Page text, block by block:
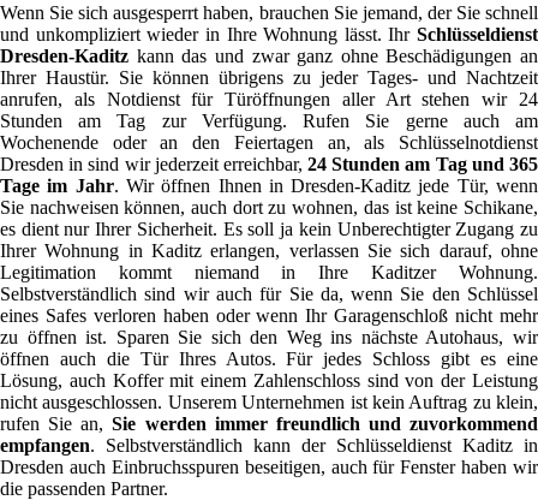
Wenn Sie sich ausgesperrt haben, brauchen Sie jemand, der Sie schnell
und unkompliziert wieder in Ihre Wohnung lässt. Ihr Schlüsseldienst
Dresden-Kaditz kann das und zwar ganz ohne Beschädigungen an
Ihrer Haustür. Sie können übrigens zu jeder Tages- und Nachtzeit
anrufen, als Notdienst für Türöffnungen aller Art stehen wir 24
Stunden am Tag zur Verfügung. Rufen Sie gerne auch am
Wochenende oder an den Feiertagen an, als Schlüsselnotdienst
Dresden in sind wir jederzeit erreichbar,24 Stunden am Tag und 365
Tage im Jahr. Wir öffnen Ihnen in Dresden-Kaditz jede Tür, wenn
Sie nachweisen können, auch dort zu wohnen, das ist keine Schikane,
es dient nur Ihrer Sicherheit. Es soll ja kein Unberechtigter Zugang zu
Ihrer Wohnung in Kaditz erlangen, verlassen Sie sich darauf, ohne
Legitimation kommt niemand in Ihre Kaditzer Wohnung.
Selbstverständlich sind wir auch für Sie da, wenn Sie den Schlüssel
eines Safes verloren haben oder wenn Ihr Garagenschloß nicht mehr
zu öffnen ist. Sparen Sie sich den Weg ins nächste Autohaus, wir
öffnen auch die Tür Ihres Autos. Für jedes Schloss gibt es eine
Lösung, auch Koffer mit einem Zahlenschloss sind von der Leistung
nicht ausgeschlossen. Unserem Unternehmen ist kein Auftrag zu klein,
rufen Sie an,Sie werden immer freundlich und zuvorkommend
empfangen. Selbstverständlich kann der Schlüsseldienst Kaditz in
Dresden auch Einbruchsspuren beseitigen, auch für Fenster haben wir
die passenden Partner.